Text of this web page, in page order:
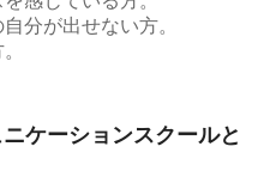
分が出せない方。
ケーションスクールと